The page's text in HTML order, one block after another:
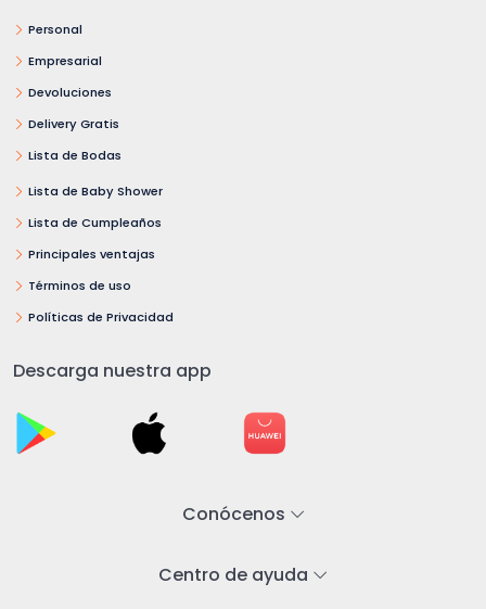
Personal
Empresarial
Devoluciones
Delivery Gratis
Lista de Bodas
Lista de Baby Shower
Lista de Cumpleaños
Principales ventajas
Términos de uso
Políticas de Privacidad
Descarga nuestra app
Conócenos
Centro de ayuda